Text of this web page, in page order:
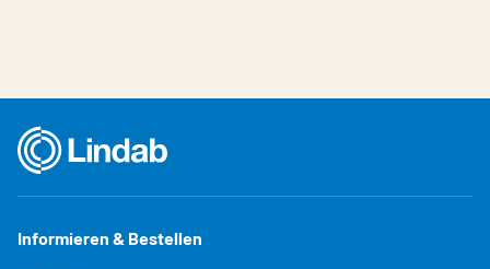
Informieren & Bestellen